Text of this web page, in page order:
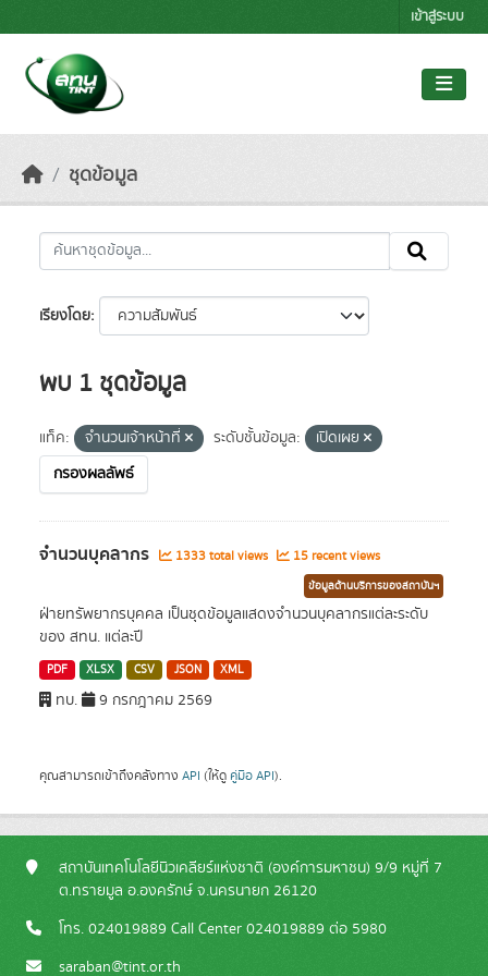
เข้าสู่ระบบ
ชุดข้อมูล
เรียงโดย
พบ 1 ชุดข้อมูล
แท็ค: จำนวนเจ้าหน้าที่ ระดับชั้นข้อมูล:
เปิดเผย
กรองผลลัพธ์
จำนวนบุคลากร 1333 total views 15 recent views
ข้อมูลด้านบริการของสถาบันฯ
ฝ่ายทรัพยากรบุคคล เป็นชุดข้อมูลแสดงจำนวนบุคลากรแต่ละระดับ
ของ สทน. แต่ละปี
PDF XLSX CSV JSON XML
ทบ. 9 กรกฎาคม 2569
คุณสามารถเข้าถึงคลังทาง API (ให้ดู คู่มือ API).
สถาบันเทคโนโลยีนิวเคลียร์แห่งชาติ (องค์การมหาชน) 9/9 หมู่ที่ 7
ต.ทรายมูล อ.องครักษ์ จ.นครนายก 26120
โทร. 024019889 Call Center 024019889 ต่อ 5980
saraban@tint.or.th